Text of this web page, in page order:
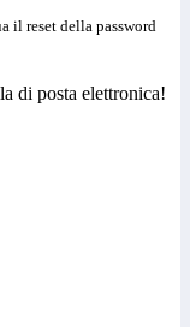
il reset della password
di posta elettronica!